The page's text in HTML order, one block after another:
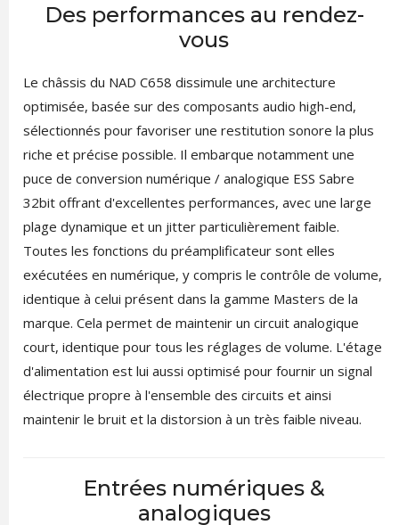
Des performances au rendez-
vous
Le châssis du NAD C658 dissimule une architecture
optimisée, basée sur des composants audio high-end,
sélectionnés pour favoriser une restitution sonore la plus
riche et précise possible. Il embarque notamment une
puce de conversion numérique / analogique ESS Sabre
32bit offrant d'excellentes performances, avec une large
plage dynamique et un jitter particulièrement faible.
Toutes les fonctions du préamplificateur sont elles
exécutées en numérique, y compris le contrôle de volume,
identique à celui présent dans la gamme Masters de la
marque. Cela permet de maintenir un circuit analogique
court, identique pour tous les réglages de volume. L'étage
d'alimentation est lui aussi optimisé pour fournir un signal
électrique propre à l'ensemble des circuits et ainsi
maintenir le bruit et la distorsion à un très faible niveau.
Entrées numériques &
analogiques